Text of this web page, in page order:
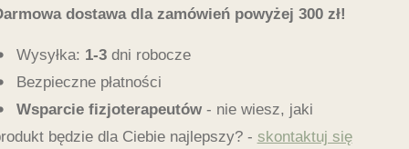
jogi
dostawa dla zamówień powyżej 300 zł!
Wysyłka: 1-3dni robocze
Bezpieczne płatności
Wsparcie fizjoterapeutów- nie wiesz, jaki
będzie dla Ciebie najlepszy? - skontaktuj się